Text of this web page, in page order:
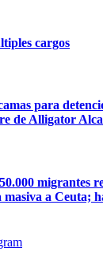
cargos
para
de Alligator
migrantes
a Ceuta;